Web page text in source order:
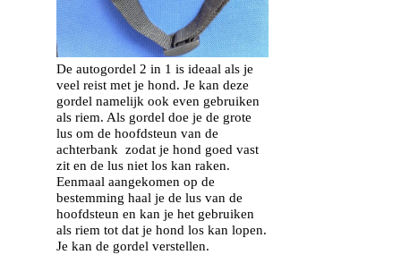
De autogordel 2 in 1 is ideaal als je
veel reist met je hond. Je kan deze
gordel namelijk ook even gebruiken
als riem. Als gordel doe je de grote
lus om de hoofdsteun van de
achterbank zodat je hond goed vast
zit en de lus niet los kan raken.
Eenmaal aangekomen op de
bestemming haal je de lus van de
hoofdsteun en kan je het gebruiken
als riem tot dat je hond los kan lopen.
Je kan de gordel verstellen.